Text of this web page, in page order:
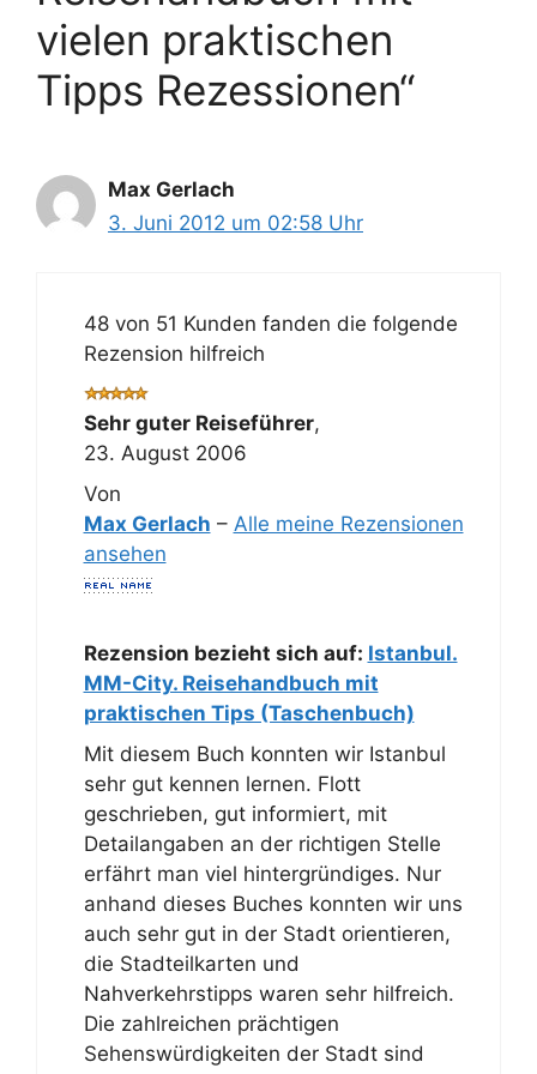
vielen praktischen
Tipps Rezessionen“
Max Gerlach
3. Juni 2012 um 02:58 Uhr
48 von 51 Kunden fanden die folgende
Rezension hilfreich
Sehr guter Reiseführer,
23. August 2006
Von
Max Gerlach – Alle meine Rezensionen
ansehen
Rezension bezieht sich auf: Istanbul.
MM-City. Reisehandbuch mit
praktischen Tips (Taschenbuch)
Mit diesem Buch konnten wir Istanbul
sehr gut kennen lernen. Flott
geschrieben, gut informiert, mit
Detailangaben an der richtigen Stelle
erfährt man viel hintergründiges. Nur
anhand dieses Buches konnten wir uns
auch sehr gut in der Stadt orientieren,
die Stadteilkarten und
Nahverkehrstipps waren sehr hilfreich.
Die zahlreichen prächtigen
Sehenswürdigkeiten der Stadt sind